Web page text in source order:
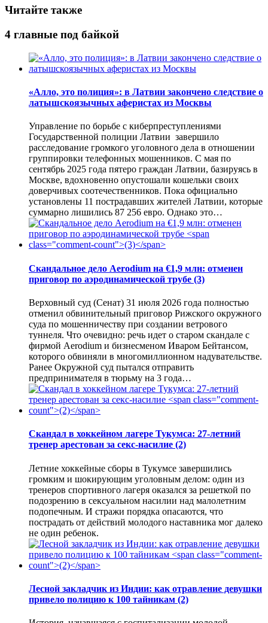
Читайте также
4 главные под байкой
«Алло, это полиция»: в Латвии закончено следствие о
латышскоязычных аферистах из Москвы
Управление по борьбе с киберпреступлениями
Государственной полиции Латвии завершило
расследование громкого уголовного дела в отношении
группировки телефонных мошенников. С мая по
сентябрь 2025 года пятеро граждан Латвии, базируясь в
Москве, вдохновенно опустошали кошельки своих
доверчивых соотечественников. Пока официально
установлены 11 пострадавших жителей Латвии, которые
суммарно лишились 87 256 евро. Однако это…
Скандальное дело Aerodium на €1,9 млн: отменен
приговор по аэродинамической трубе (3)
Верховный суд (Сенат) 31 июля 2026 года полностью
отменил обвинительный приговор Рижского окружного
суда по мошенничеству при создании ветрового
туннеля. Что очевидно: речь идет о старом скандале с
фирмой Aerodium и бизнесменом Иваром Бейтансом,
которого обвиняли в многомиллионном надувательстве.
Ранее Окружной суд пытался отправить
предпринимателя в тюрьму на 3 года…
Скандал в хоккейном лагере Тукумса: 27-летний
тренер арестован за секс-насилие (2)
Летние хоккейные сборы в Тукумсе завершились
громким и шокирующим уголовным делом: один из
тренеров спортивного лагеря оказался за решеткой по
подозрению в сексуальном насилии над малолетним
подопечным. И стражи порядка опасаются, что
пострадать от действий молодого наставника мог далеко
не один ребенок.
Лесной закладчик из Индии: как отравление девушки
привело полицию к 100 тайникам (2)